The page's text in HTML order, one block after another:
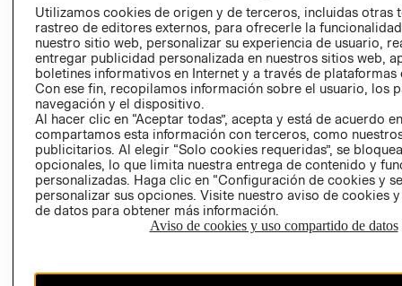
Y ÉTICA (INGLÉS)
PETICIONES
QUEJAS Y
RECLAMOS
Colombia ($)
CAMBIAR REGIÓN
Utilizamos cookies de origen y de terceros, incluidas otras
rastreo de editores externos, para ofrecerle la
nuestro sitio web, personalizar su experiencia de usuario,
entregar publicidad personalizada en nuestros sitios web,
boletines informativos en Internet y a través de plataformas
Con ese fin, recopilamos información sobre el usuario, los
navegación y el dispositivo.
Al hacer clic en “Aceptar todas”, acepta y está de acuerdo
compartamos esta información con terceros, como
publicitarios. Al elegir “Solo cookies requeridas”, se
opcionales, lo que limita nuestra entrega de contenido y
personalizadas. Haga clic en “Configuración de cookies y
personalizar sus opciones. Visite nuestro aviso de cookies
de datos para obtener más información.
Aviso de cookies y uso compartido de datos